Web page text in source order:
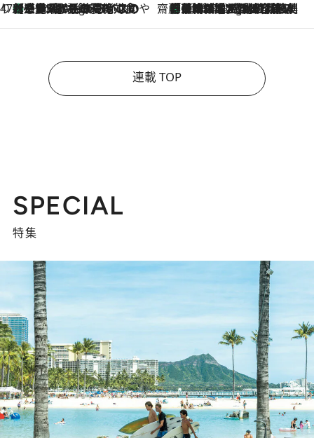
47都道府県の手みやげ ひんやりスイーツで夏を満喫
9 Hours Ago
【三重県】この夏絶対食べたい 冷やしておいしいおやつ3選 お餅×アイスの新感覚スイーツ 齋藤 薫 美容脳ルネサンス
9 Hours Ago
「荷物が増えるほど旅ストレスは増す」美容ジャーナリストがたどり着いた最終結論。“化粧品を劇的に減らす”感動の凝縮美容とは
連載 TOP
SPECIAL
特集